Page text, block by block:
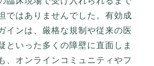
ではありませんでした。有効成
インは、厳格な規制や従来の医
といった多くの障壁に直面しま
、オンラインコミュニティやフ